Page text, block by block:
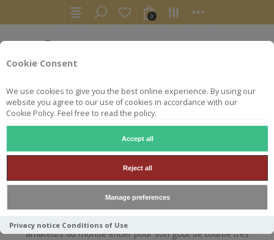
Cookie Consent
We use cookies to give you the best online experience. By using our
website you agree to our use of cookies in accordance with our
Cookie Policy. Feel free to read the policy.
Accept all
Reject all
Manage preferences
Privacy notice Conditions of Use
0
ARDBEG
Fondée en 1815, la distillerieArdbeg
produire le meilleur single malt de l'île d'Islay. Apprécié des
amateurs du monde entier pour son goût de tourbe très